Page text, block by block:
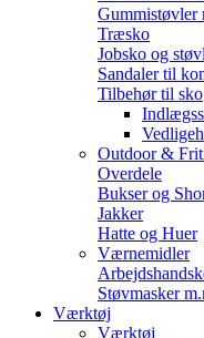
Gummistøvler
Træsko
Jobsko og
Sandaler til
Tilbehør til sko
Outdoor &
Overdele
Bukser og
Jakker
Hatte og Huer
Værnemidler
Støvmasker
Værktøj
Værktøj